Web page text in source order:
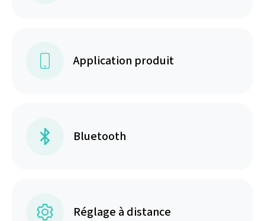
Application produit
Bluetooth
Réglage à distance